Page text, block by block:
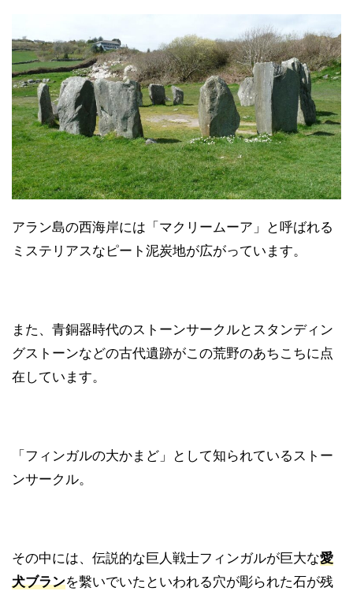
アラン島の西海岸には「マクリームーア」と呼ばれる
ミステリアスなピート泥炭地が広がっています。
また、青銅器時代のストーンサークルとスタンディン
グストーンなどの古代遺跡がこの荒野のあちこちに点
在しています。
「フィンガルの大かまど」として知られているストー
ンサークル。
その中には、伝説的な巨人戦士フィンガルが巨大な愛
犬ブランを繫いでいたといわれる穴が彫られた石が残